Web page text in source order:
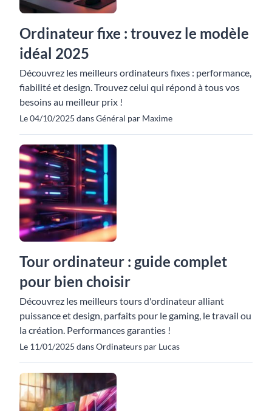
Ordinateur fixe : trouvez le modèle
idéal 2025
Découvrez les meilleurs ordinateurs fixes : performance,
fiabilité et design. Trouvez celui qui répond à tous vos
besoins au meilleur prix !
Le 04/10/2025 dans Général par Maxime
Tour ordinateur : guide complet
pour bien choisir
Découvrez les meilleurs tours d'ordinateur alliant
puissance et design, parfaits pour le gaming, le travail ou
la création. Performances garanties !
Le 11/01/2025 dans Ordinateurs par Lucas